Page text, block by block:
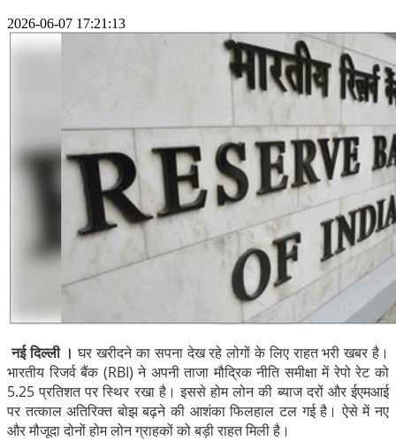
2026-06-07 17:21:13
नई दिल्ली । घर खरीदने का सपना देख रहे लोगों के लिए राहत भरी खबर है।
भारतीय रिजर्व बैंक (RBI) ने अपनी ताजा मौद्रिक नीति समीक्षा में रेपो रेट को
5.25 प्रतिशत पर स्थिर रखा है। इससे होम लोन की ब्याज दरों और ईएमआई
पर तत्काल अतिरिक्त बोझ बढ़ने की आशंका फिलहाल टल गई है। ऐसे में नए
और मौजूदा दोनों होम लोन ग्राहकों को बड़ी राहत मिली है।